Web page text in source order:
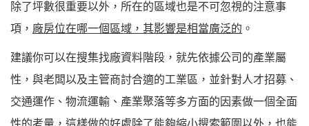
除了坪數很重要以外，所在的區域也是不可忽視的注意事
項， 廠房位在哪一個區域，其影響是相當廣泛的 。
建議你可以在搜集找廠資料階段，就先依據公司的產業屬
性，與老闆以及主管商討合適的工業區，並針對人才招募、
交通運作、物流運輸、產業聚落等多方面的因素做一個全面
性的考量，這樣做的好處除了能夠縮小搜索範圍以外，也能